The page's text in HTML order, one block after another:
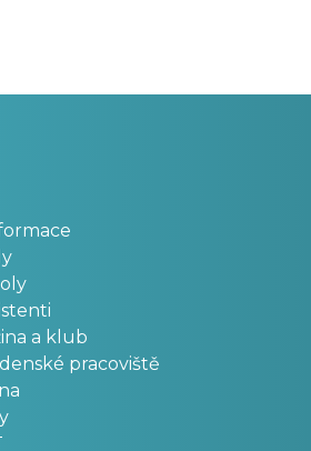
a klub
pracoviště